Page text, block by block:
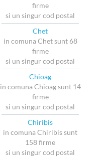
firme
si un singur cod postal
Chet
in comuna Chet sunt 68
firme
si un singur cod postal
Chioag
in comuna Chioag sunt 14
firme
si un singur cod postal
Chiribis
in comuna Chiribis sunt
158 firme
si un singur cod postal